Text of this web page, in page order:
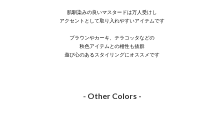
肌馴染みの良いマスタードは万人受けし
アクセントとして取り入れやすいアイテムです
ブラウンやカーキ、テラコッタなどの
秋色アイテムとの相性も抜群
遊び心のあるスタイリングにオススメです
- Other Colors -